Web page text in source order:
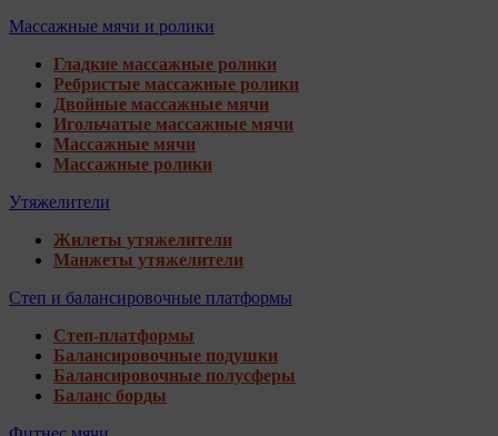
Массажные мячи и ролики
Гладкие массажные ролики
Ребристые массажные ролики
Двойные массажные мячи
Игольчатые массажные мячи
Массажные мячи
Массажные ролики
Утяжелители
Жилеты утяжелители
Манжеты утяжелители
Степ и балансировочные платформы
Степ-платформы
Балансировочные подушки
Балансировочные полусферы
Баланс борды